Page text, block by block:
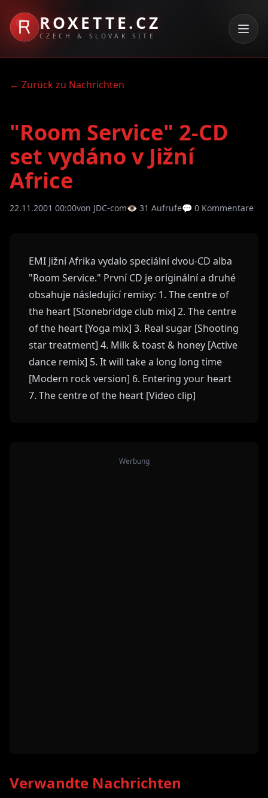
ROXETTE.CZ
CZECH & SLOVAK SITE
← Zurück zu Nachrichten
"Room Service" 2-CD
set vydáno v Jižní
Africe
22.11.2001 00:00von JDC-com👁 31 Aufrufe💬 0 Kommentare
EMI Jižní Afrika vydalo speciální dvou-CD alba
"Room Service." První CD je originální a druhé
obsahuje následující remixy: 1. The centre of
the heart [Stonebridge club mix] 2. The centre
of the heart [Yoga mix] 3. Real sugar [Shooting
star treatment] 4. Milk & toast & honey [Active
dance remix] 5. It will take a long long time
[Modern rock version] 6. Entering your heart
7. The centre of the heart [Video clip]
Werbung
Verwandte Nachrichten